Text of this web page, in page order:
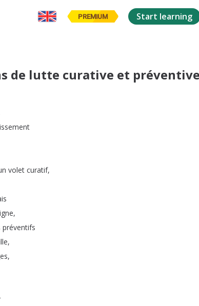
PREMIUM Start learning
de lutte curative et
volet curatif,
,
préventifs
,
,